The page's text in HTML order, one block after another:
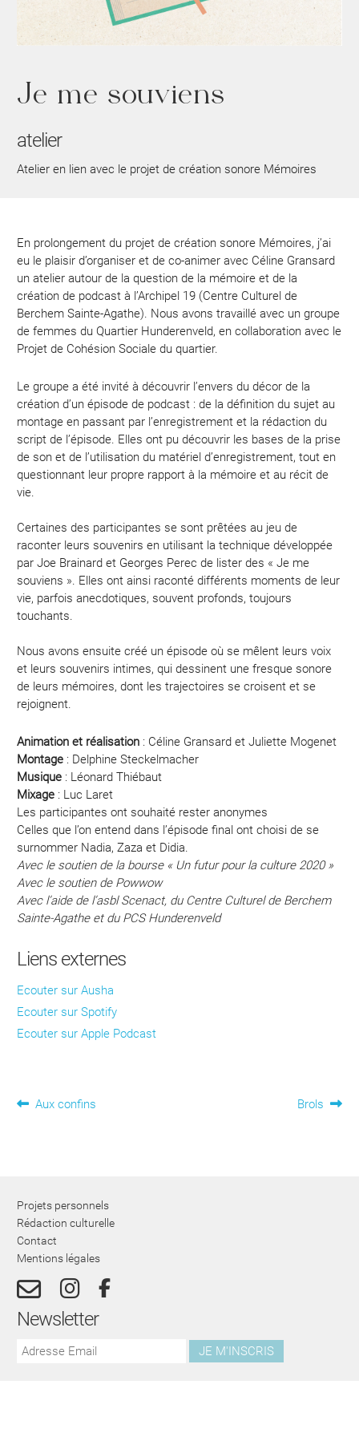
Contact
Je me souviens
atelier
Atelier en lien avec le projet de création sonore Mémoires
En prolongement du projet de création sonore Mémoires, j’ai
eu le plaisir d’organiser et de co-animer avec Céline Gransard
un atelier autour de la question de la mémoire et de la
création de podcast à l’Archipel 19 (Centre Culturel de
Berchem Sainte-Agathe). Nous avons travaillé avec un groupe
de femmes du Quartier Hunderenveld, en collaboration avec le
Projet de Cohésion Sociale du quartier.
Le groupe a été invité à découvrir l’envers du décor de la
création d’un épisode de podcast : de la définition du sujet au
montage en passant par l’enregistrement et la rédaction du
script de l’épisode. Elles ont pu découvrir les bases de la prise
de son et de l’utilisation du matériel d’enregistrement, tout en
questionnant leur propre rapport à la mémoire et au récit de
vie.
Certaines des participantes se sont prêtées au jeu de
raconter leurs souvenirs en utilisant la technique développée
par Joe Brainard et Georges Perec de lister des « Je me
souviens ». Elles ont ainsi raconté différents moments de leur
vie, parfois anecdotiques, souvent profonds, toujours
touchants.
Nous avons ensuite créé un épisode où se mêlent leurs voix
et leurs souvenirs intimes, qui dessinent une fresque sonore
de leurs mémoires, dont les trajectoires se croisent et se
rejoignent.
Animation et réalisation : Céline Gransard et Juliette Mogenet
Montage : Delphine Steckelmacher
Musique : Léonard Thiébaut
Mixage : Luc Laret
Les participantes ont souhaité rester anonymes
Celles que l’on entend dans l’épisode final ont choisi de se
surnommer Nadia, Zaza et Didia.
Avec le soutien de la bourse « Un futur pour la culture 2020 »
Avec le soutien de Powwow
Avec l’aide de l’asbl Scenact, du Centre Culturel de Berchem
Sainte-Agathe et du PCS Hunderenveld
Liens externes
Ecouter sur Ausha
Ecouter sur Spotify
Ecouter sur Apple Podcast
Navigation
Article
Aux confins
Article
Brols
Projets personnels
Rédaction culturelle
Contact
Mentions légales
Newsletter